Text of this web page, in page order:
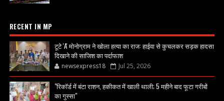
RECENT IN MP
टूटे 'A' मोनोग्राम ने खोला हत्या का राज: हाईवा से कुचलकर सड़क हादसा
दिखाने की साजिश का पर्दाफाश
newsexpress18 Jul 25, 2026
"रिकॉर्ड में बंटा राशन, हकीकत में खाली थाली; 5 महीने बाद फूटा गरीबों
का गुस्सा"